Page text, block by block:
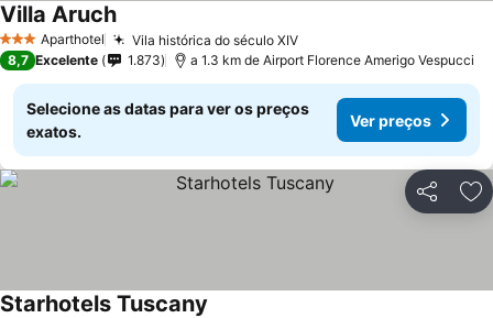
3 EstrelasAparthotel Vila histórica do século XIVVer preços
Villa AruchVer preços
8,7 Excelente 1.873 a 1.3 km de Airport Florence Amerigo Vespucci
Selecione as datas para ver os preços
exatos.
Ver preços
Partilhar
Starhotels Tuscany